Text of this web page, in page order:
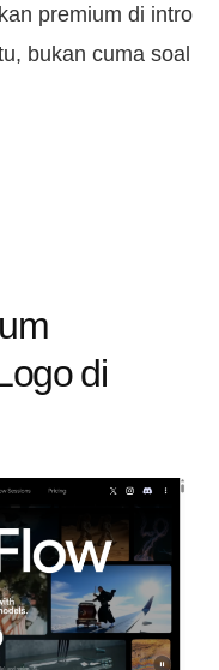
premium di intro
bukan cuma soal
di